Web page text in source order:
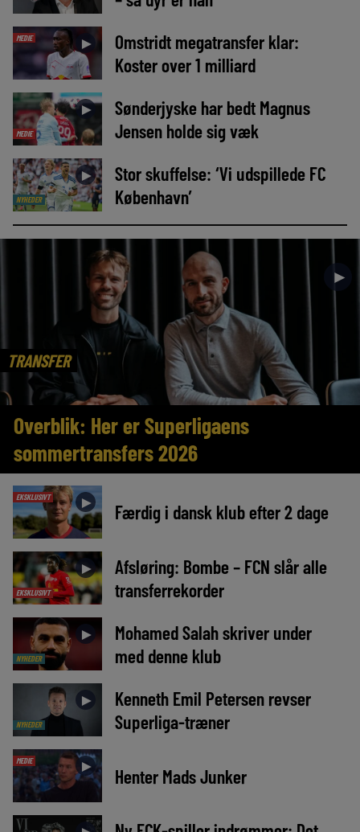
MEDIE ►
Omstridt megatransfer klar:
Koster over 1 milliard
MEDIE
►
Sønderjyske har bedt Magnus
Jensen holde sig væk
NYHEDER
►
Stor skuffelse: ‘Vi udspillede FC
København’
TRANSFER
►
Overblik: Her er Superligaens
sommertransfers 2026
EKSKLUSIVT ► Færdig i dansk klub efter 2 dage
EKSKLUSIVT
►
Afsløring: Bombe – FCN slår alle
transferrekorder
NYHEDER
►
Mohamed Salah skriver under
med denne klub
NYHEDER
►
Kenneth Emil Petersen revser
Superliga-træner
MEDIE ► Henter Mads Junker